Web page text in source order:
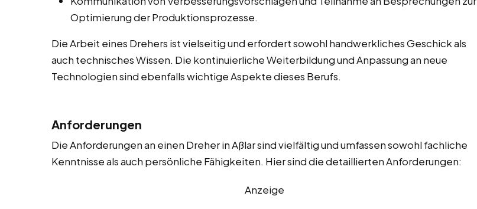
Optimierung der Produktionsprozesse.
Die Arbeit eines Drehers ist vielseitig und erfordert sowohl handwerkliches Geschick als
auch technisches Wissen. Die kontinuierliche Weiterbildung und Anpassung an neue
Technologien sind ebenfalls wichtige Aspekte dieses Berufs.
Anforderungen
Die Anforderungen an einen Dreher in Aßlar sind vielfältig und umfassen sowohl fachliche
Kenntnisse als auch persönliche Fähigkeiten. Hier sind die detaillierten Anforderungen:
Anzeige